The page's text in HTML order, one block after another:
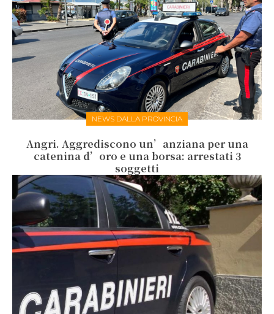
NEWS DALLA PROVINCIA
Angri. Aggrediscono un’anziana per una
catenina d’oro e una borsa: arrestati 3
soggetti